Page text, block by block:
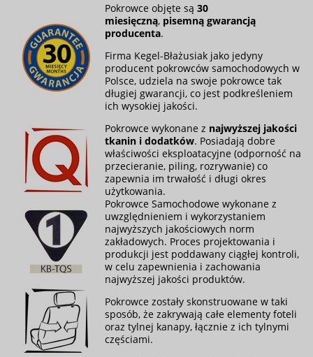
Pokrowce objęte są 30
miesięczną, pisemną gwarancją
producenta.
Firma Kegel-Błażusiak jako jedyny
producent pokrowców samochodowych w
Polsce, udziela na swoje pokrowce tak
długiej gwarancji, co jest podkreśleniem
ich wysokiej jakości.
Pokrowce wykonane z najwyższej jakości
tkanin i dodatków. Posiadają dobre
właściwości eksploatacyjne (odporność na
przecieranie, piling, rozrywanie) co
zapewnia im trwałość i długi okres
użytkowania.
Pokrowce Samochodowe wykonane z
uwzględnieniem i wykorzystaniem
najwyższych jakościowych norm
zakładowych. Proces projektowania i
produkcji jest poddawany ciągłej kontroli,
w celu zapewnienia i zachowania
najwyższej jakości produktów.
Pokrowce zostały skonstruowane w taki
sposób, że zakrywają całe elementy foteli
oraz tylnej kanapy, łącznie z ich tylnymi
częściami.